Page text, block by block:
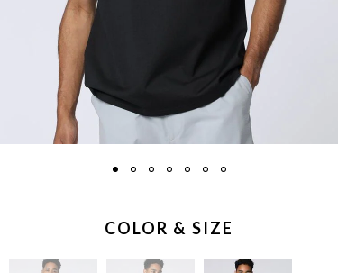
COLOR & SIZE